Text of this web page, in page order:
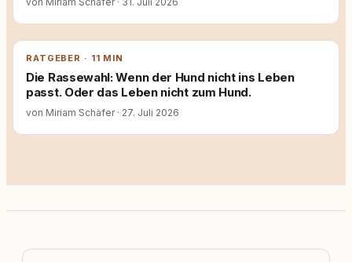
RATGEBER · 11 MIN
Die Rassewahl: Wenn der Hund nicht ins Leben
passt. Oder das Leben nicht zum Hund.
von Miriam Schäfer · 27. Juli 2026